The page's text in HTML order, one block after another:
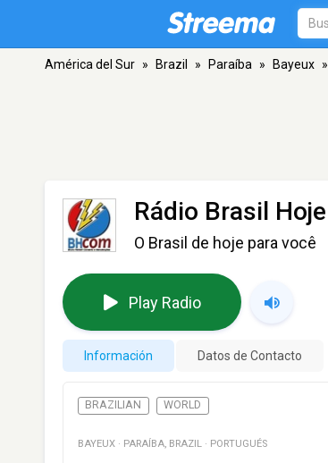
América del Sur » Brazil » Paraíba » Bayeux »
Rádio Brasil Hoje
O Brasil de hoje para você
Play Radio
Información Datos de Contacto
BRAZILIAN WORLD
BAYEUX · PARAÍBA, BRAZIL · PORTUGUÉS